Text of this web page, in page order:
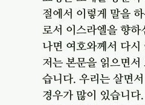
절에서 이렇게 말을
로서 이스라엘을 향하
나면 여호와께서 다
저는 본문을 읽으면
습니다. 우리는 살면
경우가 많이 있습니